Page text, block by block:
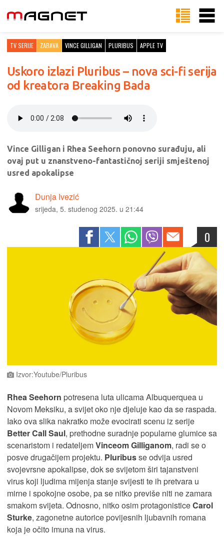
TV SERIJE ZABAVA VINCE GILLIGAN PLURIBUS APPLE TV
Uskoro izlazi Pluribus – nova sci-fi serija
od kreatora Breaking Bada
Vince Gilligan i Rhea Seehorn ponovno surađuju, ali
ovaj put u znanstveno-fantastičnoj seriji smještenoj
usred apokalipse
Dunja Ivezić
srijeda, 5. studenog 2025. u 21:44
0
Izvor:Youtube/Pluribus
Rhea Seehorn potresena luta ulicama Albuquerquea u
Novom Meksiku, a svijet oko nje djeluje kao da se raspada.
Iako ova slika nakratko može evocirati scenu iz serije
Better Call Saul, prethodne suradnje popularne glumice sa
scenaristom i redateljemVinceom Gilliganom, radi se o
posve drugačijem projektu. Pluribusse odvija usred
svojevrsne apokalipse, dok se svijetom širi tajanstveni
virus koji ljudima mijenja stanje svijesti te ih pretvara u
mirne i spokojne osobe, pa se nitko previše niti ne zamara
smakom svijeta. Odnosno, nitko osim protagonisticeCarol
Sturke, zagonetne autorice povijesnih ljubavnih romana
koja je očito imuna na virus.